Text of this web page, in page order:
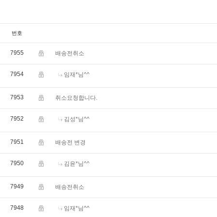
번호
7955 배송전취소
7954 임재*님^^
7953 취소요청합니다.
7952 김성*님^^
7951 배송전 변경
7950 김윤*님^^
7949 배송전취소
7948 임재*님^^